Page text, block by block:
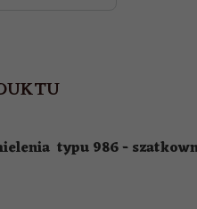
typu 986 -